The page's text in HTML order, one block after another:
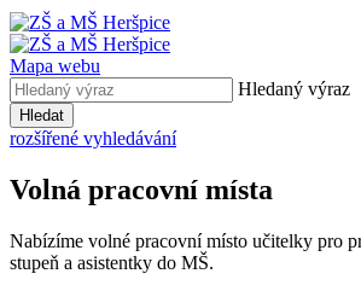
Mapa webu
Hledaný výraz
Hledat
rozšířené vyhledávání
Volná pracovní místa
Nabízíme volné pracovní místo učitelky pro
stupeň a asistentky do MŠ.